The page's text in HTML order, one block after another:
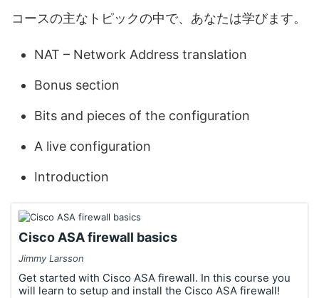
コースの主なトピックの中で、あなたは学びます。
NAT – Network Address translation
Bonus section
Bits and pieces of the configuration
A live configuration
Introduction
Cisco ASA firewall basics
Jimmy Larsson
Get started with Cisco ASA firewall. In this course you
will learn to setup and install the Cisco ASA firewall!